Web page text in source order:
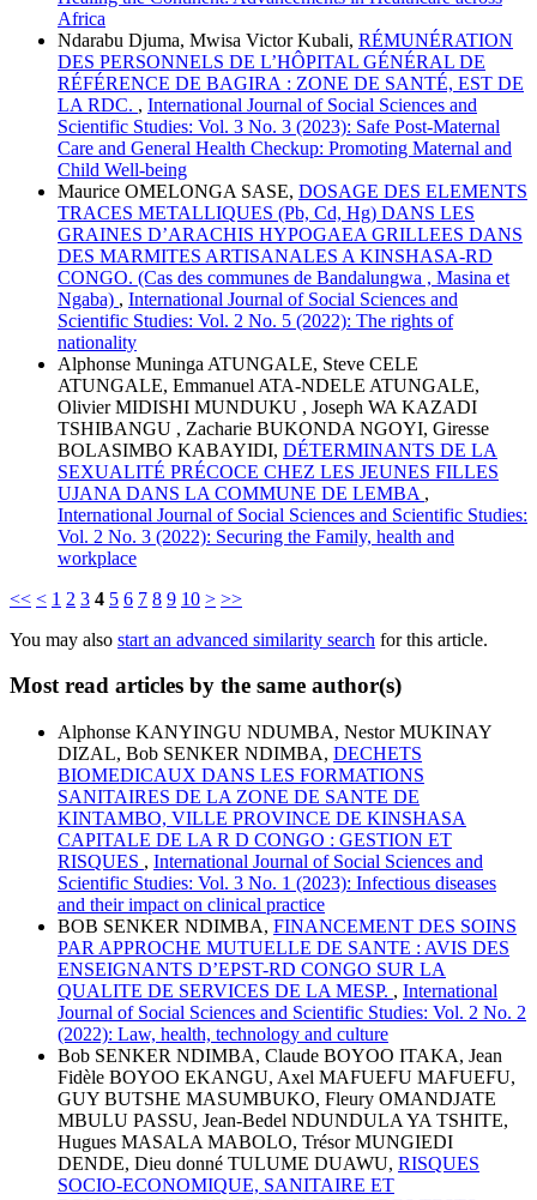
Africa
Ndarabu Djuma, Mwisa Victor Kubali, RÉMUNÉRATION
DES PERSONNELS DE L’HÔPITAL GÉNÉRAL DE
RÉFÉRENCE DE BAGIRA : ZONE DE SANTÉ, EST DE
LA RDC. , International Journal of Social Sciences and
Scientific Studies: Vol. 3 No. 3 (2023): Safe Post-Maternal
Care and General Health Checkup: Promoting Maternal and
Child Well-being
Maurice OMELONGA SASE, DOSAGE DES ELEMENTS
TRACES METALLIQUES (Pb, Cd, Hg) DANS LES
GRAINES D’ARACHIS HYPOGAEA GRILLEES DANS
DES MARMITES ARTISANALES A KINSHASA-RD
CONGO. (Cas des communes de Bandalungwa , Masina et
Ngaba) , International Journal of Social Sciences and
Scientific Studies: Vol. 2 No. 5 (2022): The rights of
nationality
Alphonse Muninga ATUNGALE, Steve CELE
ATUNGALE, Emmanuel ATA-NDELE ATUNGALE,
Olivier MIDISHI MUNDUKU , Joseph WA KAZADI
TSHIBANGU , Zacharie BUKONDA NGOYI, Giresse
BOLASIMBO KABAYIDI, DÉTERMINANTS DE LA
SEXUALITÉ PRÉCOCE CHEZ LES JEUNES FILLES
UJANA DANS LA COMMUNE DE LEMBA ,
International Journal of Social Sciences and Scientific Studies:
Vol. 2 No. 3 (2022): Securing the Family, health and
workplace
<< < 1 2 3 4 5 6 7 8 9 10 > >>
You may also start an advanced similarity search for this article.
Most read articles by the same author(s)
Alphonse KANYINGU NDUMBA, Nestor MUKINAY
DIZAL, Bob SENKER NDIMBA, DECHETS
BIOMEDICAUX DANS LES FORMATIONS
SANITAIRES DE LA ZONE DE SANTE DE
KINTAMBO, VILLE PROVINCE DE KINSHASA
CAPITALE DE LA R D CONGO : GESTION ET
RISQUES , International Journal of Social Sciences and
Scientific Studies: Vol. 3 No. 1 (2023): Infectious diseases
and their impact on clinical practice
BOB SENKER NDIMBA, FINANCEMENT DES SOINS
PAR APPROCHE MUTUELLE DE SANTE : AVIS DES
ENSEIGNANTS D’EPST-RD CONGO SUR LA
QUALITE DE SERVICES DE LA MESP. , International
Journal of Social Sciences and Scientific Studies: Vol. 2 No. 2
(2022): Law, health, technology and culture
Bob SENKER NDIMBA, Claude BOYOO ITAKA, Jean
Fidèle BOYOO EKANGU, Axel MAFUEFU MAFUEFU,
GUY BUTSHE MASUMBUKO, Fleury OMANDJATE
MBULU PASSU, Jean-Bedel NDUNDULA YA TSHITE,
Hugues MASALA MABOLO, Trésor MUNGIEDI
DENDE, Dieu donné TULUME DUAWU, RISQUES
SOCIO-ECONOMIQUE, SANITAIRE ET